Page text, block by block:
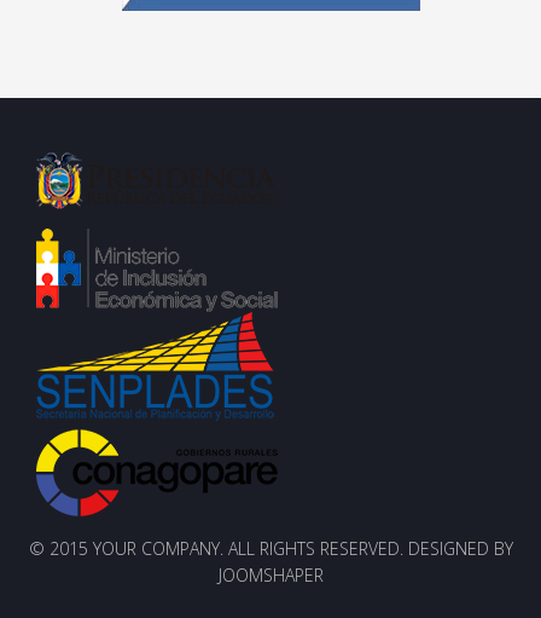
© 2015 YOUR COMPANY. ALL RIGHTS RESERVED. DESIGNED BY
JOOMSHAPER